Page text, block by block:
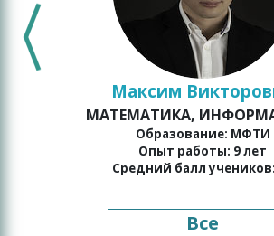
Максим
МАТЕМАТИКА,
Образование: МФТИ
Опыт работы: 9 лет
Средний балл
Все